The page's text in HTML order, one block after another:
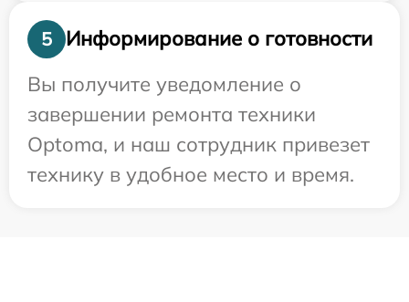
5
Информирование о готовности
Вы получите уведомление о
завершении ремонта техники
Optoma, и наш сотрудник привезет
технику в удобное место и время.